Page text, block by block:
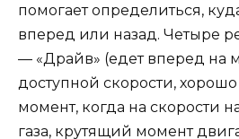
помогает определиться,
вперед или назад. Четыре
— «Драйв» (едет вперед на
доступной скорости, хорошо
момент, когда на скорости
газа, крутящий момент